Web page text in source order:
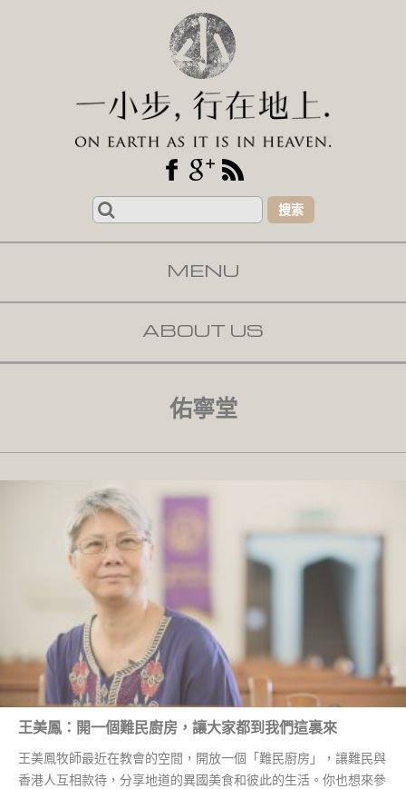
Search
for:
MENU
SKIP TO CONTENT
ABOUT US
佑寧堂
王美鳳：開一個難民廚房，讓大家都到我們這裏來
王美鳳牧師最近在教會的空間，開放一個「難民廚房」，讓難民與
香港人互相款待，分享地道的異國美食和彼此的生活。你也想來參